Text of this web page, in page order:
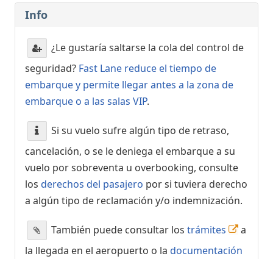
Info
¿Le gustaría saltarse la cola del control de
seguridad? Fast Lane reduce el tiempo de
embarque y permite llegar antes a la zona de
embarque o a las salas VIP.
Si su vuelo sufre algún tipo de retraso,
cancelación, o se le deniega el embarque a su
vuelo por sobreventa u overbooking, consulte
los derechos del pasajero por si tuviera derecho
a algún tipo de reclamación y/o indemnización.
También puede consultar los trámites
a
la llegada en el aeropuerto o la documentación